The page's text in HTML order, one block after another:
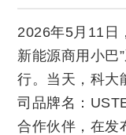
解决方案
合作模式
联系我们
2026年5月11日
新能源商用小巴
行。当天，科大
司品牌名：
合作伙伴，在发